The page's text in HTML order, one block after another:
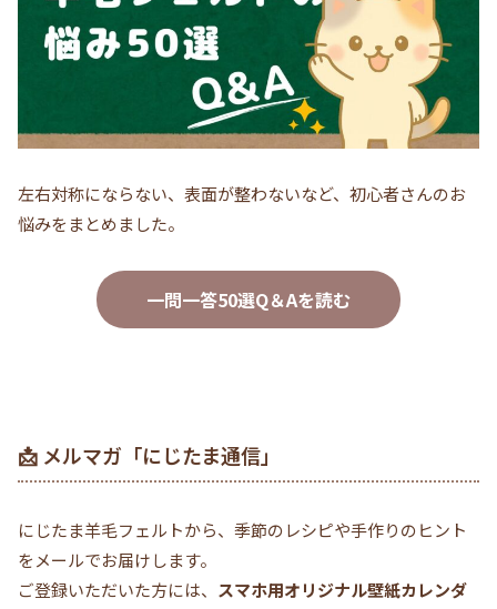
左右対称にならない、表面が整わないなど、初心者さんのお
悩みをまとめました。
一問一答50選Q＆Aを読む
📩 メルマガ「にじたま通信」
にじたま羊毛フェルトから、季節のレシピや手作りのヒント
をメールでお届けします。
ご登録いただいた方には、 スマホ用オリジナル壁紙カレンダ